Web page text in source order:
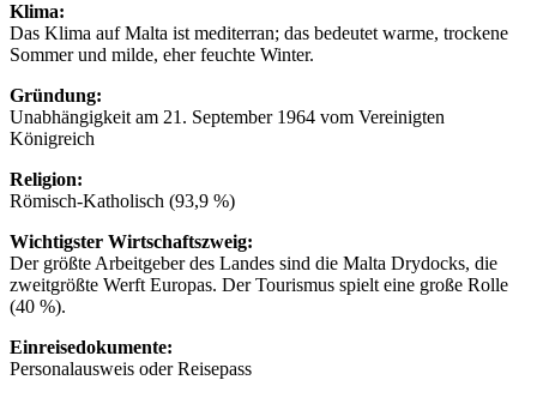
Klima:
Das Klima auf Malta ist mediterran; das bedeutet warme, trockene
Sommer und milde, eher feuchte Winter.
Gründung:
Unabhängigkeit am 21. September 1964 vom Vereinigten
Königreich
Religion:
Römisch-Katholisch (93,9 %)
Wichtigster Wirtschaftszweig:
Der größte Arbeitgeber des Landes sind die Malta Drydocks, die
zweitgrößte Werft Europas. Der Tourismus spielt eine große Rolle
(40 %).
Einreisedokumente:
Personalausweis oder Reisepass